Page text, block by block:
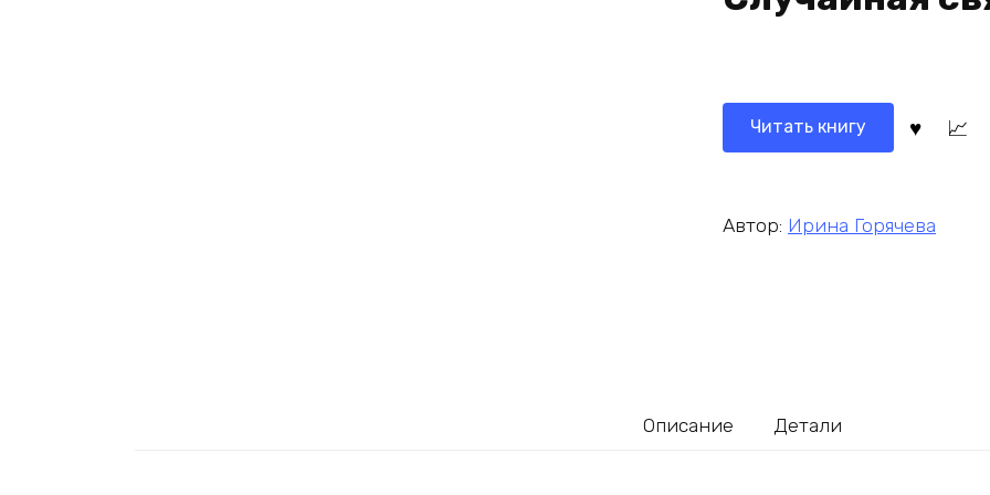
Читать книгу
Автор: Ирина Горячева
Описание Детали